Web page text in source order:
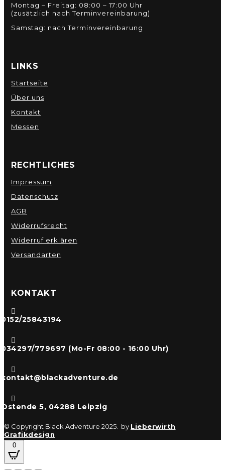
Montag – Freitag: 08:00 – 17:00 Uhr
(zusätzlich nach Terminvereinbarung)
Samstag: nach Terminvereinbarung
LINKS
Startseite
Über uns
Kontakt
Messen
RECHTLICHES
Impressum
Datenschutz
AGB
Widerrufsrecht
Widerruf erklären
Versandarten
KONTAKT

0152/25843194

034297/779697 (Mo-Fr 08:00 - 16:00 Uhr)

kontakt@blackadventure.de

Ostende 5, 04288 Leipzig
© Copyright Black Adventure 2025. by Lieberwirth
Grafikdesign
0